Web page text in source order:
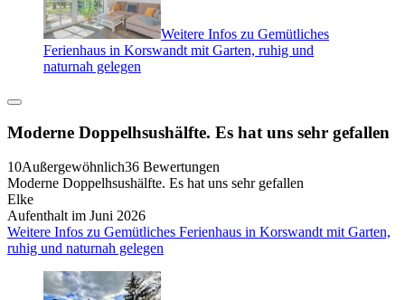
Weitere Infos zu Gemütliches
Ferienhaus in Korswandt mit Garten, ruhig und
naturnah gelegen
Moderne Doppelhsushälfte. Es hat uns sehr gefallen
10Außergewöhnlich36 Bewertungen
Moderne Doppelhsushälfte. Es hat uns sehr gefallen
Elke
Aufenthalt im Juni 2026
Weitere Infos zu Gemütliches Ferienhaus in Korswandt mit Garten,
ruhig und naturnah gelegen